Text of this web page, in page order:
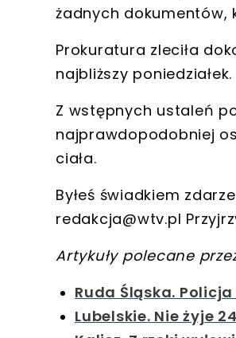
żadnych dokumentów,
Prokuratura zleciła
najbliższy poniedziałek.
Z wstępnych ustaleń
najprawdopodobniej
ciała.
Byłeś świadkiem
redakcja@wtv.pl
Artykuły polecane
Ruda Śląska.
Lubelskie. Nie żyje